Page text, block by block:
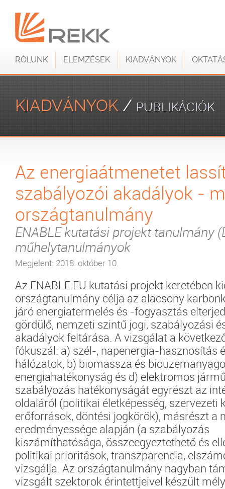
RÓLUNK ELEMZÉSEK KIADVÁNYOK
KIADVÁNYOK / PUBLIKÁCIÓK
Az energiaátmenetet
szabályozói akadályok -
országtanulmány
ENABLE kutatási projekt tanulmány
műhelytanulmányok
Megjelent: 2018. október 10.
Az ENABLE.EU kutatási projekt keretében
országtanulmány célja az alacsony
járó energiatermelés és -fogyasztás
gördülő, nemzeti szintű jogi, szabályozási
akadályok feltárása. A vizsgálat a
fókuszál: a) szél-, napenergia-hasznosítás
hálózatok, b) biomassza és
energiahatékonyság és d) elektromos
szabályozás hatékonyságát egyrészt az
oldaláról (politikai életképesség, szervezeti
erőforrások, döntési jogkörök), másrészt a
eredményessége alapján (a szabályozás
kiszámíthatósága, összeegyeztethető és
politikai prioritások, transzparencia,
vizsgálja. Az országtanulmány nagyban
vizsgált szektorok érintettjeivel készült